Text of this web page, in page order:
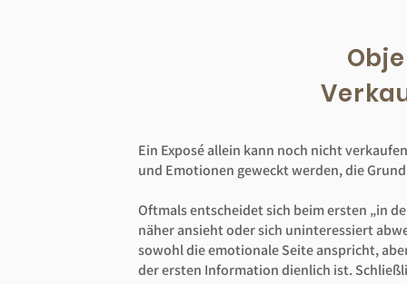
Ein Exposé allein kann noch nicht
und Emotionen geweckt werden, die
Oftmals entscheidet sich beim ersten „in
näher ansieht oder sich uninteressiert
sowohl die emotionale Seite anspricht,
der ersten Information dienlich ist.